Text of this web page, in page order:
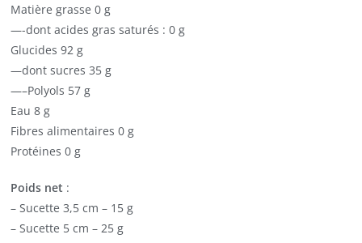
Matière grasse 0 g
—-dont acides gras saturés : 0 g
Glucides 92 g
—dont sucres 35 g
—–Polyols 57 g
Eau 8 g
Fibres alimentaires 0 g
Protéines 0 g
Poids net :
– Sucette 3,5 cm – 15 g
– Sucette 5 cm – 25 g